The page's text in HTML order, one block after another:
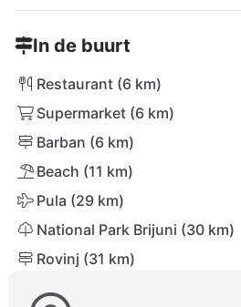
In de buurt
Restaurant (6 km)
Supermarket (6 km)
Barban (6 km)
Beach (11 km)
Pula (29 km)
National Park Brijuni (30 km)
Rovinj (31 km)